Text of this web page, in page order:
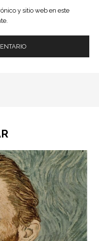
y sitio web en este